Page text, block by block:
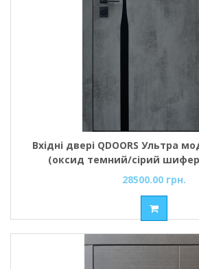
Вхідні двері QDOORS Ультра
(оксид темний/сірий
28500.00 грн.